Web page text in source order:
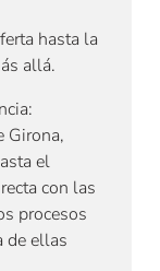
hasta la
allá.
Girona,
el
con las
procesos
de ellas